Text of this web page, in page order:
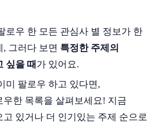
로우 한 모든 관심사 별 정보가 한
그러다 보면 특정한 주제의
싶을 때 가 있어요.
미 팔로우 하고 있다면,
우한 목록을 살펴보세요! 지금
있거나 더 인기있는 주제 순으로